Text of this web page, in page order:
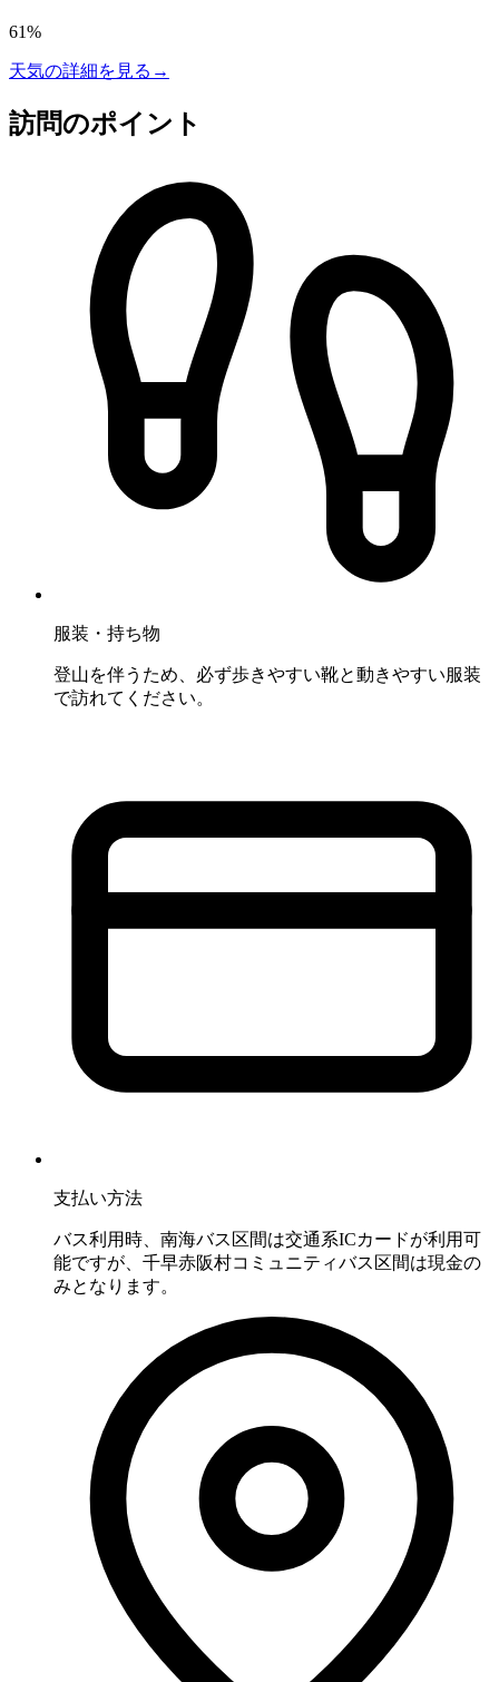
61%
天気の詳細を見る →
訪問のポイント
服装・持ち物
登山を伴うため、必ず歩きやすい靴と動きやすい服装
で訪れてください。
支払い方法
バス利用時、南海バス区間は交通系ICカードが利用可
能ですが、千早赤阪村コミュニティバス区間は現金の
みとなります。